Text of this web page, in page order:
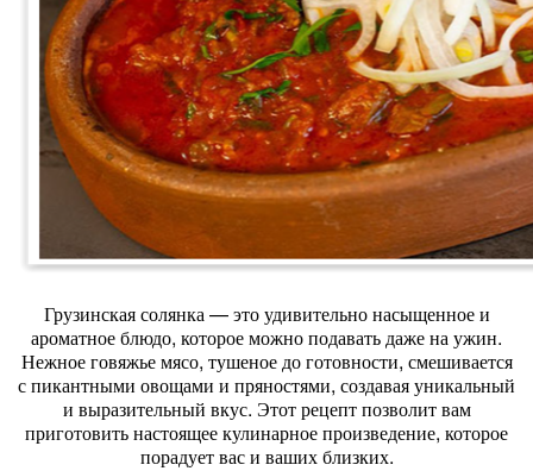
Грузинская солянка — это удивительно насыщенное и
ароматное блюдо, которое можно подавать даже на ужин.
Нежное говяжье мясо, тушеное до готовности, смешивается
с пикантными овощами и пряностями, создавая уникальный
и выразительный вкус. Этот рецепт позволит вам
приготовить настоящее кулинарное произведение, которое
порадует вас и ваших близких.